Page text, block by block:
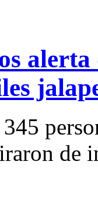
alerta
de